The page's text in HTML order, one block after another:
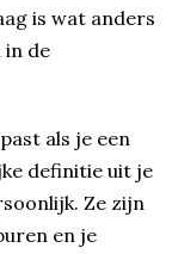
is wat anders
in de
als je een
definitie uit je
Ze zijn
en je